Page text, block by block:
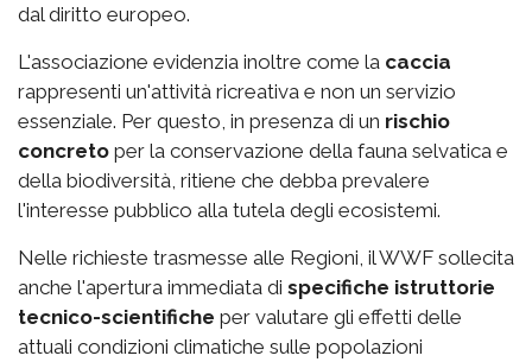
dal diritto europeo.
L'associazione evidenzia inoltre come la caccia
rappresenti un'attività ricreativa e non un servizio
essenziale. Per questo, in presenza di un rischio
concreto per la conservazione della fauna selvatica e
della biodiversità, ritiene che debba prevalere
l'interesse pubblico alla tutela degli ecosistemi.
Nelle richieste trasmesse alle Regioni, il WWF sollecita
anche l'apertura immediata di specifiche istruttorie
tecnico-scientifiche per valutare gli effetti delle
attuali condizioni climatiche sulle popolazioni